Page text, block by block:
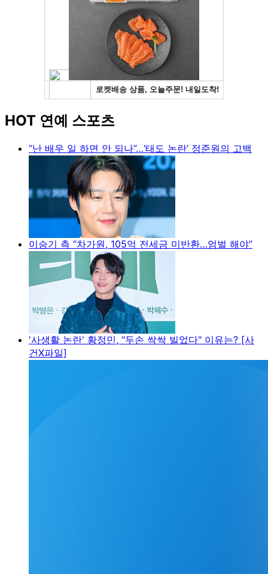
HOT 연예 스포츠
“난 배우 일 하면 안 되나”…‘태도 논란’ 정준원의 고백
이승기 측 “차가원, 105억 전세금 미반환…엄벌 해야”
'사생활 논란' 황정민, "두손 싹싹 빌었다" 이유는? [사
건X파일]